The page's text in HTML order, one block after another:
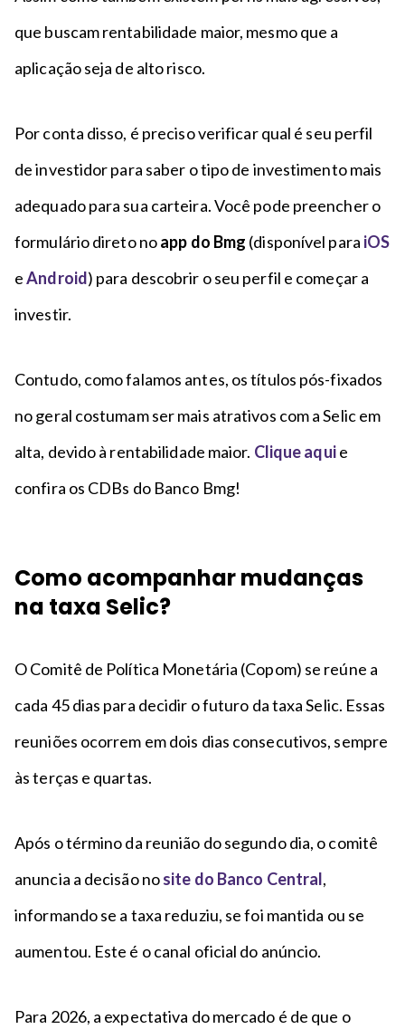
que buscam rentabilidade maior, mesmo que a
aplicação seja de alto risco.
Por conta disso, é preciso verificar qual é seu perfil
de investidor para saber o tipo de investimento mais
adequado para sua carteira. Você pode preencher o
formulário direto noapp do Bmg (disponível para iOS
eAndroid) para descobrir o seu perfil e começar a
investir.
Contudo, como falamos antes, os títulos pós-fixados
no geral costumam ser mais atrativos com a Selic em
alta, devido à rentabilidade maior. Clique aquie
confira os CDBs do Banco Bmg!
Como acompanhar mudanças
na taxa Selic?
O Comitê de Política Monetária (Copom) se reúne a
cada 45 dias para decidir o futuro da taxa Selic. Essas
reuniões ocorrem em dois dias consecutivos, sempre
às terças e quartas.
Após o término da reunião do segundo dia, o comitê
anuncia a decisão nosite do Banco Central,
informando se a taxa reduziu, se foi mantida ou se
aumentou. Este é o canal oficial do anúncio.
Para 2026, a expectativa do mercado é de que o